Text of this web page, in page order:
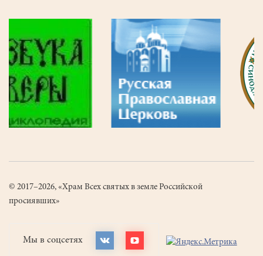
© 2017–2026, «Храм Всех святых в земле Российской
просиявших»
Мы в соцсетях